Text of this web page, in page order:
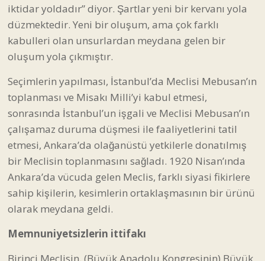
iktidar yoldadır” diyor. Şartlar yeni bir kervanı yola
düzmektedir. Yeni bir oluşum, ama çok farklı
kabulleri olan unsurlardan meydana gelen bir
oluşum yola çıkmıştır.
Seçimlerin yapılması, İstanbul’da Meclisi Mebusan’ın
toplanması ve Misakı Milli’yi kabul etmesi,
sonrasında İstanbul’un işgali ve Meclisi Mebusan’ın
çalışamaz duruma düşmesi ile faaliyetlerini tatil
etmesi, Ankara’da olağanüstü yetkilerle donatılmış
bir Meclisin toplanmasını sağladı. 1920 Nisan’ında
Ankara’da vücuda gelen Meclis, farklı siyasi fikirlere
sahip kişilerin, kesimlerin ortaklaşmasının bir ürünü
olarak meydana geldi.
Memnuniyetsizlerin ittifakı